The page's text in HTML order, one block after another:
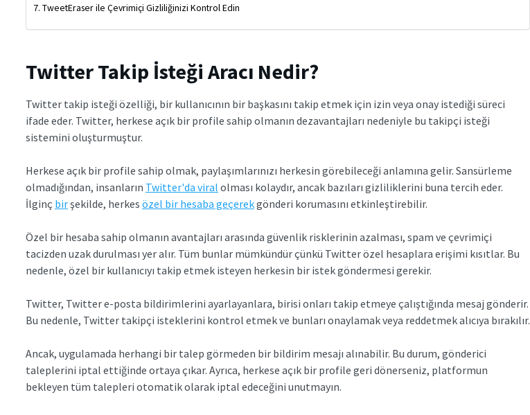
TweetEraser ile Çevrimiçi Gizliliğinizi Kontrol Edin
Twitter Takip İsteği Aracı Nedir?
Twitter takip isteği özelliği, bir kullanıcının bir başkasını takip etmek için izin veya onay istediği süreci
ifade eder. Twitter, herkese açık bir profile sahip olmanın dezavantajları nedeniyle bu takipçi isteği
sistemini oluşturmuştur.
Herkese açık bir profile sahip olmak, paylaşımlarınızı herkesin görebileceği anlamına gelir. Sansürleme
olmadığından, insanların Twitter'da viral olması kolaydır, ancak bazıları gizliliklerini buna tercih eder.
İlginç birşekilde, herkes özel bir hesaba geçerekgönderi korumasını etkinleştirebilir.
Özel bir hesaba sahip olmanın avantajları arasında güvenlik risklerinin azalması, spam ve çevrimiçi
tacizden uzak durulması yer alır. Tüm bunlar mümkündür çünkü Twitter özel hesaplara erişimi kısıtlar. Bu
nedenle, özel bir kullanıcıyı takip etmek isteyen herkesin bir istek göndermesi gerekir.
Twitter, Twitter e-posta bildirimlerini ayarlayanlara, birisi onları takip etmeye çalıştığında mesaj gönderir.
Bu nedenle, Twitter takipçi isteklerini kontrol etmek ve bunları onaylamak veya reddetmek alıcıya bırakılır.
Ancak, uygulamada herhangi bir talep görmeden bir bildirim mesajı alınabilir. Bu durum, gönderici
taleplerini iptal ettiğinde ortaya çıkar. Ayrıca, herkese açık bir profile geri dönerseniz, platformun
bekleyen tüm talepleri otomatik olarak iptal edeceğini unutmayın.